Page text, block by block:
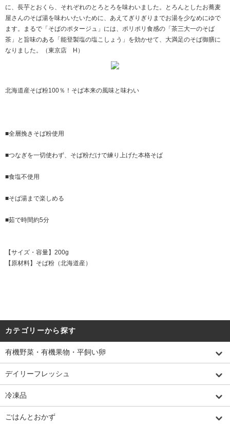
に、長芋とおくら、それぞれのとろとろを味わいました。とろんとしたお蕎麦
屋さんのそば湯を味わいたいために、あえてぎりぎりまでお湯を少なめにゆで
ます。まるで「そばのポタージュ」には、ポリポリ食感の「茶三大一のそば
茶」と旨味のある「能登製塩の塩こしょう」を効かせて、大満足のそば御膳に
なりました。（東京店 H）
北海道産そば粉100％！そば本来の風味と味わい
■全層挽きそば粉使用
■つなぎを一切使わず、そば粉だけで練り上げた本格そば
■食塩不使用
■そば湯まで楽しめる
■茹で時間約5分
【サイズ・容量】200g
【原材料】そば粉（北海道産）
カテゴリーから探す
有機野菜・有機果物・平飼い卵
デイリーフレッシュ
冷凍品
ごはんとおかず